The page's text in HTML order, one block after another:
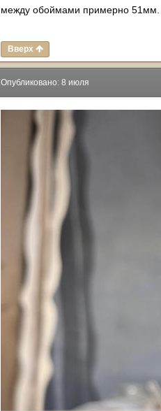
между обоймами примерно 51мм.
Вверх
Опубликовано: 8 июля